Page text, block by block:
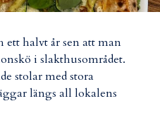
ett halvt år sen att man
i slakthusområdet.
stolar med stora
längs all lokalens